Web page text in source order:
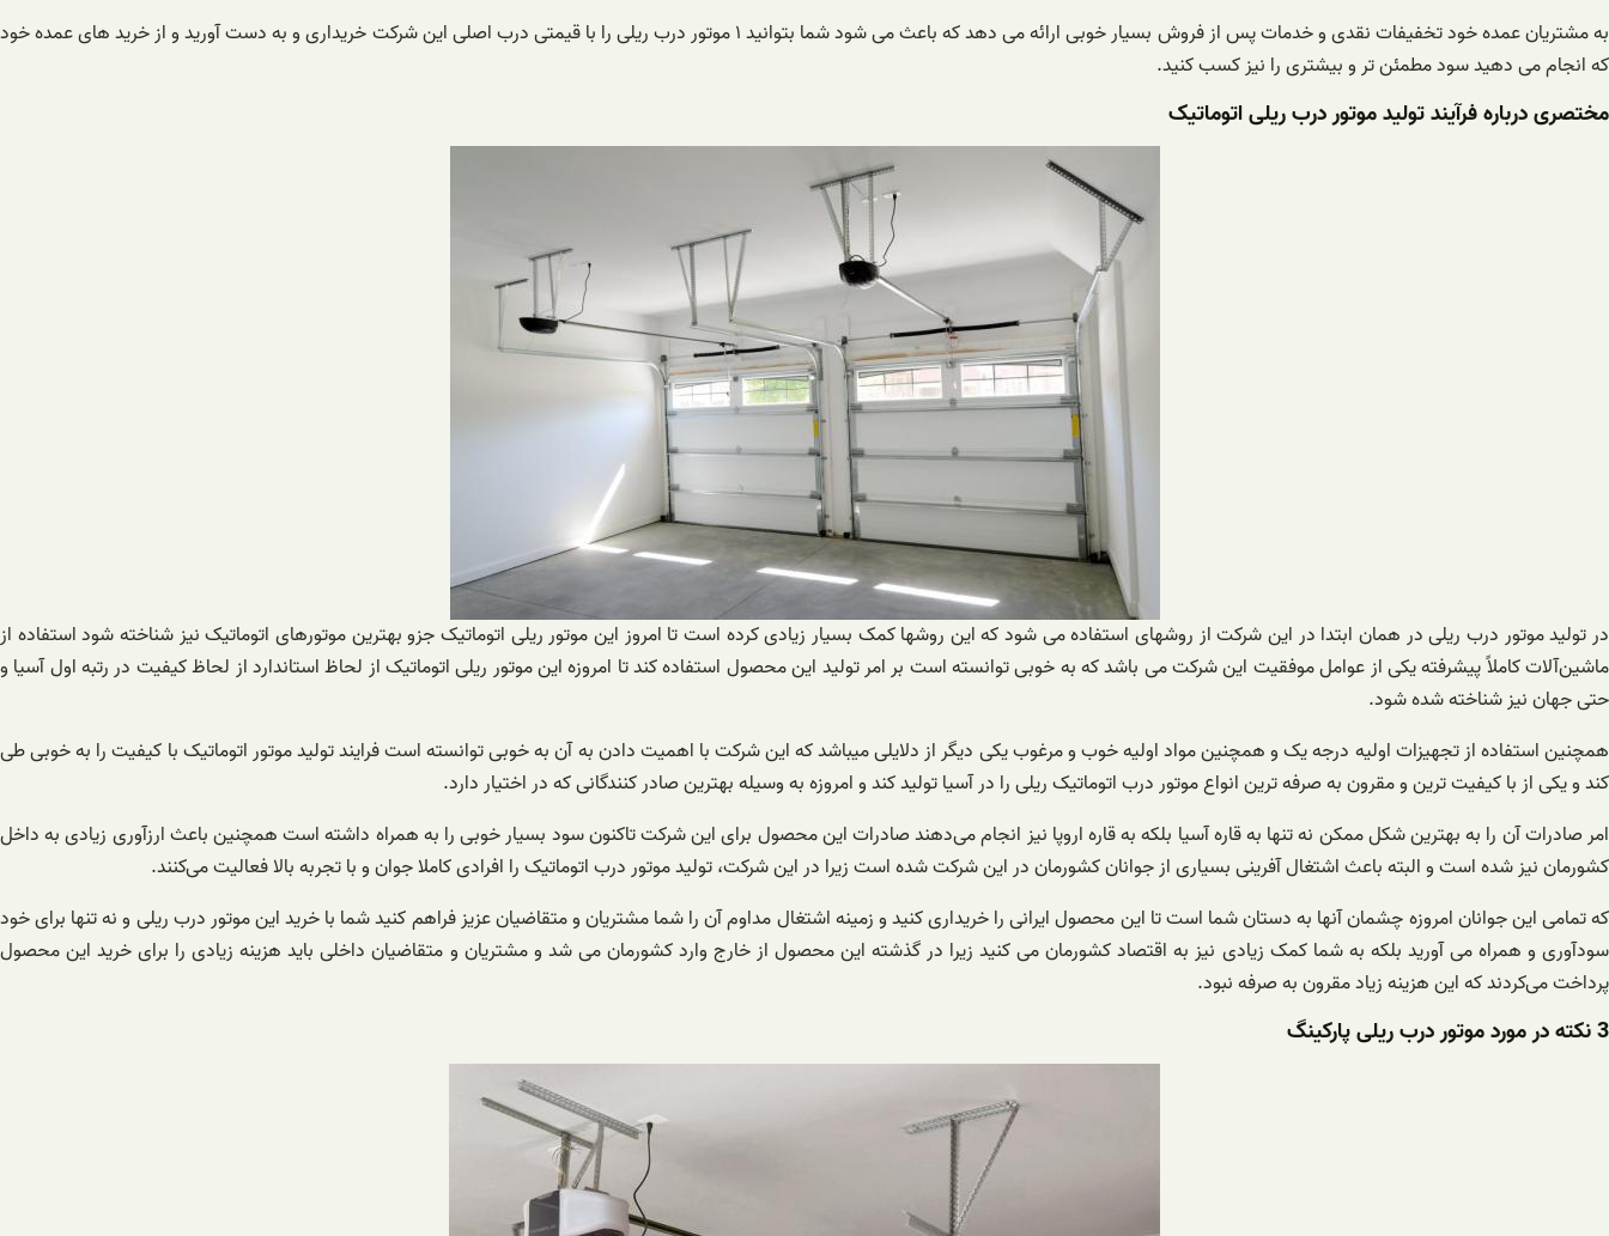
به مشتریان عمده خود تخفیفات نقدی و خدمات پس از فروش بسیار خوبی ارائه می دهد که باعث می شود شما بتوانید ۱ موتور درب ریلی را با قیمتی درب اصلی این شرکت خریداری و به دست آورید و از خرید های عمده خود
که انجام می دهید سود مطمئن تر و بیشتری را نیز کسب کنید.
مختصری درباره فرآیند تولید موتور درب ریلی اتوماتیک
در تولید موتور درب ریلی در همان ابتدا در این شرکت از روشهای استفاده می شود که این روشها کمک بسیار زیادی کرده است تا امروز این موتور ریلی اتوماتیک جزو بهترین موتورهای اتوماتیک نیز شناخته شود استفاده از
ماشین‌آلات کاملاً پیشرفته یکی از عوامل موفقیت این شرکت می باشد که به خوبی توانسته است بر امر تولید این محصول استفاده کند تا امروزه این موتور ریلی اتوماتیک از لحاظ استاندارد از لحاظ کیفیت در رتبه اول آسیا و
حتی جهان نیز شناخته شده شود.
همچنین استفاده از تجهیزات اولیه درجه یک و همچنین مواد اولیه خوب و مرغوب یکی دیگر از دلایلی میباشد که این شرکت با اهمیت دادن به آن به خوبی توانسته است فرایند تولید موتور اتوماتیک با کیفیت را به خوبی طی
کند و یکی از با کیفیت ترین و مقرون به صرفه ترین انواع موتور درب اتوماتیک ریلی را در آسیا تولید کند و امروزه به وسیله بهترین صادر کنندگانی که در اختیار دارد.
امر صادرات آن را به بهترین شکل ممکن نه تنها به قاره آسیا بلکه به قاره اروپا نیز انجام می‌دهند صادرات این محصول برای این شرکت تاکنون سود بسیار خوبی را به همراه داشته است همچنین باعث ارزآوری زیادی به داخل
کشورمان نیز شده است و البته باعث اشتغال آفرینی بسیاری از جوانان کشورمان در این شرکت شده است زیرا در این شرکت، تولید موتور درب اتوماتیک را افرادی کاملا جوان و با تجربه بالا فعالیت می‌کنند.
که تمامی این جوانان امروزه چشمان آنها به دستان شما است تا این محصول ایرانی را خریداری کنید و زمینه اشتغال مداوم آن را شما مشتریان و متقاضیان عزیز فراهم کنید شما با خرید این موتور درب ریلی و نه تنها برای خود
سودآوری و همراه می آورید بلکه به شما کمک زیادی نیز به اقتصاد کشورمان می کنید زیرا در گذشته این محصول از خارج وارد کشورمان می شد و مشتریان و متقاضیان داخلی باید هزینه زیادی را برای خرید این محصول
پرداخت می‌کردند که این هزینه زیاد مقرون به صرفه نبود.
3 نکته در مورد موتور درب ریلی پارکینگ